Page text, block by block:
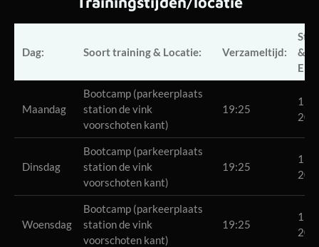
Dag: Soort training & Locatie: Verzameltijd:
&
Maandag
Bootcamp (parkeerplaats
station de vink
voorschoten kant)
19:25
Dinsdag
Bootcamp (parkeerplaats
station de vink
voorschoten kant)
19:25
Woensdag
Bootcamp (parkeerplaats
station de vink
voorschoten kant)
19:25